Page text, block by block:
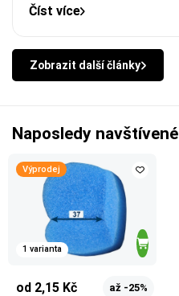
Číst více
Zobrazit další články
Naposledy navštívené
Výprodej
1 varianta
od 2,15 Kč až -25%